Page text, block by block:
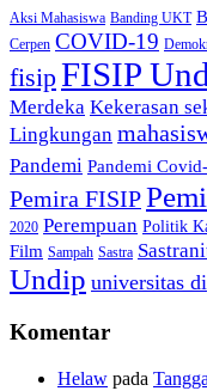
Aksi Mahasiswa Banding UKT
Cerpen COVID-19
fisipFISIP
Merdeka Kekerasan
Lingkungan
Pandemi Pandemi
Pemira FISIP
2020 Perempuan Politik
Film Sampah Sastra
Undip universitas
Komentar
Helaw pada